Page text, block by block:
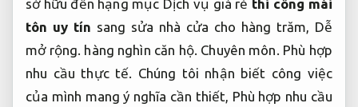
sở hữu đến hạng mục Dịch vụ giá rẻ thi công mái
tôn uy tín sang sửa nhà cửa cho hàng trăm, Dễ
mở rộng. hàng nghìn căn hộ. Chuyên môn. Phù hợp
nhu cầu thực tế. Chúng tôi nhận biết công việc
của mình mang ý nghĩa cần thiết, Phù hợp nhu cầu